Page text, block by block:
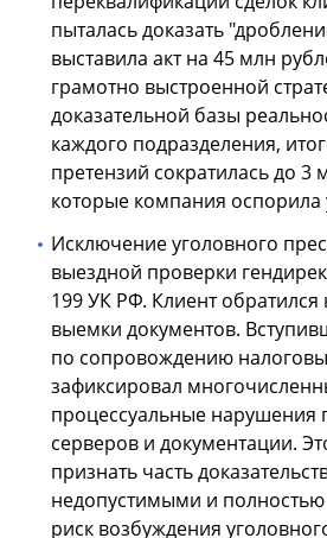
пыталась доказать
выставила акт на 45 млн
грамотно выстроенной
доказательной базы
каждого подразделения,
претензий сократилась до 3
которые компания оспорила
Исключение уголовного
выездной проверки
199 УК РФ. Клиент обратился
выемки документов.
по сопровождению
зафиксировал
процессуальные нарушения
серверов и документации.
признать часть
недопустимыми и
риск возбуждения